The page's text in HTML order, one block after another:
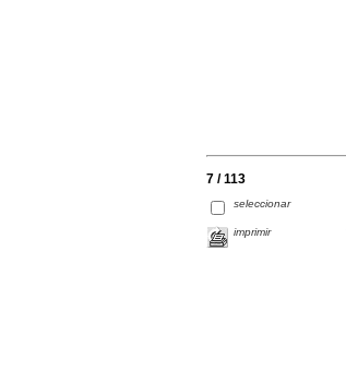
7 / 113
seleccionar
imprimir